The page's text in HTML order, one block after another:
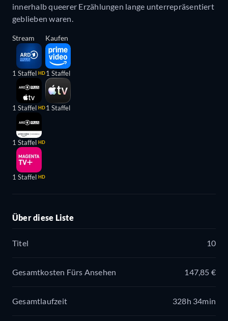
innerhalb queerer Erzählungen lange unterrepräsentiert
geblieben waren.
Stream
1 Staffel HD
1 Staffel HD
1 Staffel HD
1 Staffel HD
Kaufen
1 Staffel
1 Staffel
Über diese Liste
Titel 10
Gesamtkosten Fürs Ansehen 147,85 €
Gesamtlaufzeit 328h 34min